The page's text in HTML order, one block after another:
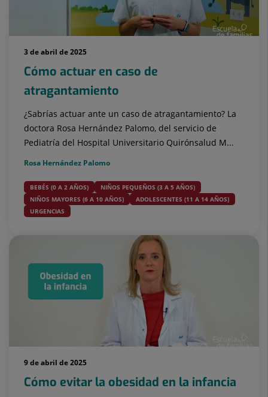
3 de abril de 2025
Cómo actuar en caso de
atragantamiento
¿Sabrías actuar ante un caso de atragantamiento? La
doctora Rosa Hernández Palomo, del servicio de
Pediatría del Hospital Universitario Quirónsalud M...
Rosa Hernández Palomo
BEBÉS (0 A 2 AÑOS)
NIÑOS PEQUEÑOS (3 A 5 AÑOS)
NIÑOS MAYORES (6 A 10 AÑOS)
ADOLESCENTES (11 A 14 AÑOS)
URGENCIAS
9 de abril de 2025
Cómo evitar la obesidad en la infancia